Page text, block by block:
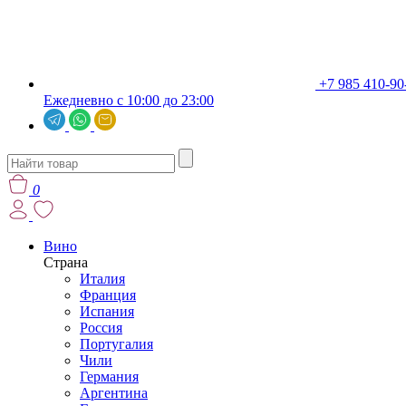
+7 985 410-
Ежедневно с 10:00 до 23:00
0
Вино
Страна
Италия
Франция
Испания
Россия
Португалия
Чили
Германия
Аргентина